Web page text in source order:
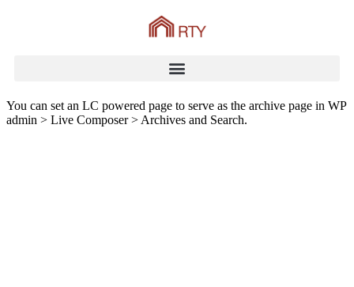
You can set an LC powered page to serve as the archive page in WP
admin > Live Composer > Archives and Search.